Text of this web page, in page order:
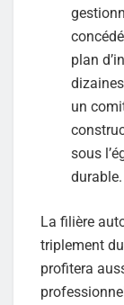
plan
un
sous
durable.
La filière
triplement
profitera